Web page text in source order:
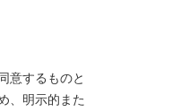
意するものと
、明示的また